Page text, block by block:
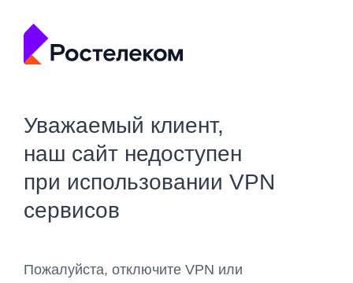
Уважаемый клиент,
наш сайт недоступен
при использовании VPN
сервисов
Пожалуйста, отключите VPN или